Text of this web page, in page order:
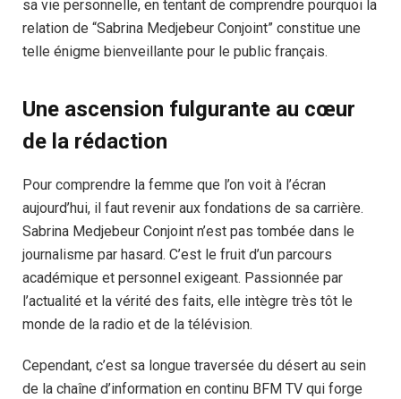
sa vie personnelle, en tentant de comprendre pourquoi la
relation de “Sabrina Medjebeur Conjoint” constitue une
telle énigme bienveillante pour le public français.
Une ascension fulgurante au cœur
de la rédaction
Pour comprendre la femme que l’on voit à l’écran
aujourd’hui, il faut revenir aux fondations de sa carrière.
Sabrina Medjebeur Conjoint n’est pas tombée dans le
journalisme par hasard. C’est le fruit d’un parcours
académique et personnel exigeant. Passionnée par
l’actualité et la vérité des faits, elle intègre très tôt le
monde de la radio et de la télévision.
Cependant, c’est sa longue traversée du désert au sein
de la chaîne d’information en continu BFM TV qui forge